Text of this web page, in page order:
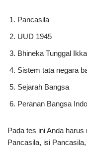
Pancasila
UUD 1945
Bhineka Tunggal Ikka
Sistem tata negara
Sejarah Bangsa
Peranan Bangsa
Pada tes ini Anda
Pancasila, isi